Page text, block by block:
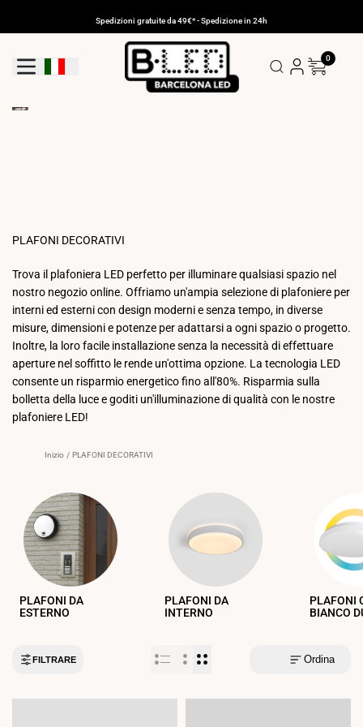
Spedizioni gratuite da 49€* - Spedizione in 24h
Pulsante Di Geolocalizzazione: Italia
0
PLAFONI DECORATIVI
Trova il plafoniera LED perfetto per illuminare qualsiasi spazio nel
nostro negozio online. Offriamo un'ampia selezione di plafoniere per
interni ed esterni con design moderni e senza tempo, in diverse
misure, dimensioni e potenze per adattarsi a ogni spazio o progetto.
Inoltre, la loro facile installazione senza la necessità di effettuare
aperture nel soffitto le rende un'ottima opzione. La tecnologia LED
consente un risparmio energetico fino all'80%. Risparmia sulla
bolletta della luce e goditi un'illuminazione di qualità con le nostre
plafoniere LED!
Inizio / PLAFONI DECORATIVI
PLAFONI DA
ESTERNO
PLAFONI DA
INTERNO
PLAFONI
BIANCO
FILTRARE Ordina